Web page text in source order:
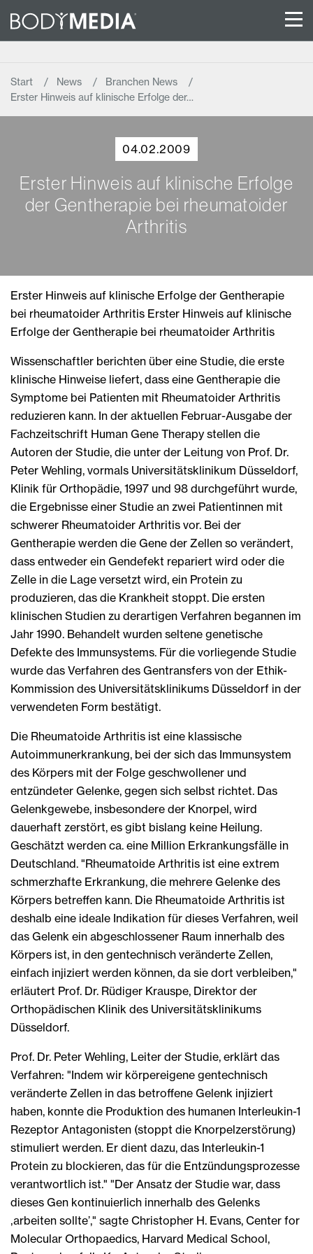
Start News
Branchen News
Erster Hinweis auf klinische Erfolge der…
04.02.2009
Erster Hinweis auf klinische Erfolge
der Gentherapie bei rheumatoider
Arthritis
Erster Hinweis auf klinische Erfolge der Gentherapie
bei rheumatoider Arthritis Erster Hinweis auf klinische
Erfolge der Gentherapie bei rheumatoider Arthritis
Wissenschaftler berichten über eine Studie, die erste
klinische Hinweise liefert, dass eine Gentherapie die
Symptome bei Patienten mit Rheumatoider Arthritis
reduzieren kann. In der aktuellen Februar-Ausgabe der
Fachzeitschrift Human Gene Therapy stellen die
Autoren der Studie, die unter der Leitung von Prof. Dr.
Peter Wehling, vormals Universitätsklinikum Düsseldorf,
Klinik für Orthopädie, 1997 und 98 durchgeführt wurde,
die Ergebnisse einer Studie an zwei Patientinnen mit
schwerer Rheumatoider Arthritis vor. Bei der
Gentherapie werden die Gene der Zellen so verändert,
dass entweder ein Gendefekt repariert wird oder die
Zelle in die Lage versetzt wird, ein Protein zu
produzieren, das die Krankheit stoppt. Die ersten
klinischen Studien zu derartigen Verfahren begannen im
Jahr 1990. Behandelt wurden seltene genetische
Defekte des Immunsystems. Für die vorliegende Studie
wurde das Verfahren des Gentransfers von der Ethik-
Kommission des Universitätsklinikums Düsseldorf in der
verwendeten Form bestätigt.
Die Rheumatoide Arthritis ist eine klassische
Autoimmunerkrankung, bei der sich das Immunsystem
des Körpers mit der Folge geschwollener und
entzündeter Gelenke, gegen sich selbst richtet. Das
Gelenkgewebe, insbesondere der Knorpel, wird
dauerhaft zerstört, es gibt bislang keine Heilung.
Geschätzt werden ca. eine Million Erkrankungsfälle in
Deutschland. "Rheumatoide Arthritis ist eine extrem
schmerzhafte Erkrankung, die mehrere Gelenke des
Körpers betreffen kann. Die Rheumatoide Arthritis ist
deshalb eine ideale Indikation für dieses Verfahren, weil
das Gelenk ein abgeschlossener Raum innerhalb des
Körpers ist, in den gentechnisch veränderte Zellen,
einfach injiziert werden können, da sie dort verbleiben,"
erläutert Prof. Dr. Rüdiger Krauspe, Direktor der
Orthopädischen Klinik des Universitätsklinikums
Düsseldorf.
Prof. Dr. Peter Wehling, Leiter der Studie, erklärt das
Verfahren: "Indem wir körpereigene gentechnisch
veränderte Zellen in das betroffene Gelenk injiziert
haben, konnte die Produktion des humanen Interleukin-1
Rezeptor Antagonisten (stoppt die Knorpelzerstörung)
stimuliert werden. Er dient dazu, das Interleukin-1
Protein zu blockieren, das für die Entzündungsprozesse
verantwortlich ist." "Der Ansatz der Studie war, dass
dieses Gen kontinuierlich innerhalb des Gelenks
‚arbeiten sollte’," sagte Christopher H. Evans, Center for
Molecular Orthopaedics, Harvard Medical School,